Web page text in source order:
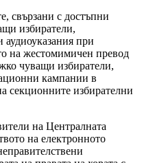
свързани с достъпни
избиратели,
при
на жестомимичен превод
чуващи избиратели,
кампании в
секционните избирателни
на Централната
на електронното